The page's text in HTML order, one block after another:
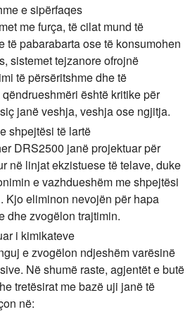
e sipërfaqes
me furça, të cilat mund të
të pabarabarta ose të konsumohen
sistemet tejzanore ofrojnë
të përsëritshme dhe të
është kritike për
janë veshja, veshja ose ngjitja.
shpejtësi të lartë
DRS2500 janë projektuar për
në linjat ekzistuese të telave, duke
e vazhdueshëm me shpejtësi
Kjo eliminon nevojën për hapa
dhe zvogëlon trajtimin.
i kimikateve
e zvogëlon ndjeshëm varësinë
Në shumë raste, agjentët e butë
tretësirat me bazë uji janë të
në: